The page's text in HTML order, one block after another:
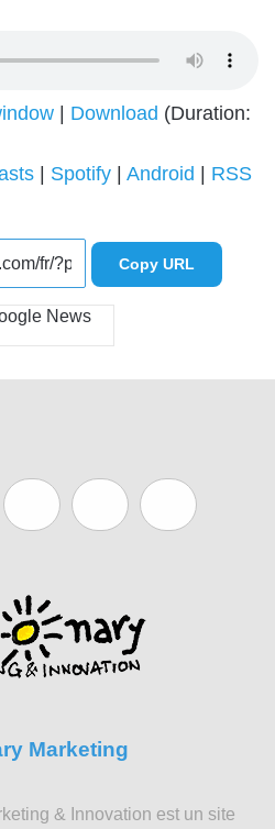
| Download (Duration:
| Spotify | Android | RSS
Copy URL
Marketing
& Innovation est un site